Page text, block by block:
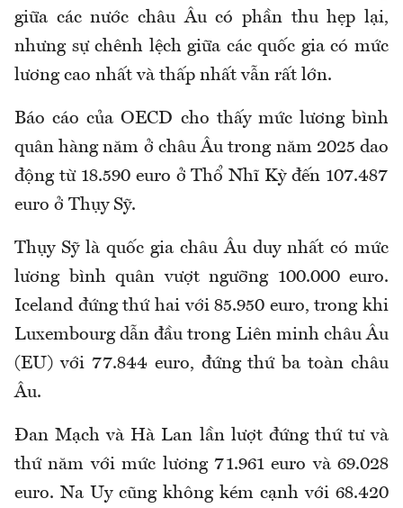
giữa các nước châu Âu có phần thu hẹp lại,
nhưng sự chênh lệch giữa các quốc gia có mức
lương cao nhất và thấp nhất vẫn rất lớn.
Báo cáo của OECD cho thấy mức lương bình
quân hàng năm ở châu Âu trong năm 2025 dao
động từ 18.590 euro ở Thổ Nhĩ Kỳ đến 107.487
euro ở Thụy Sỹ.
Thụy Sỹ là quốc gia châu Âu duy nhất có mức
lương bình quân vượt ngưỡng 100.000 euro.
Iceland đứng thứ hai với 85.950 euro, trong khi
Luxembourg dẫn đầu trong Liên minh châu Âu
(EU) với 77.844 euro, đứng thứ ba toàn châu
Âu.
Đan Mạch và Hà Lan lần lượt đứng thứ tư và
thứ năm với mức lương 71.961 euro và 69.028
euro. Na Uy cũng không kém cạnh với 68.420